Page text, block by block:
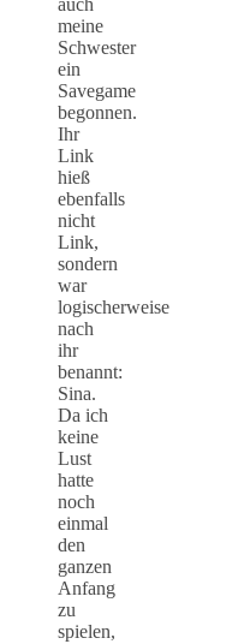
meine
Schwester
ein
Savegame
begonnen.
Ihr
Link
hieß
ebenfalls
nicht
Link,
sondern
war
logischerweise
nach
ihr
benannt:
Sina.
Da ich
keine
Lust
hatte
noch
einmal
den
ganzen
Anfang
zu
spielen,